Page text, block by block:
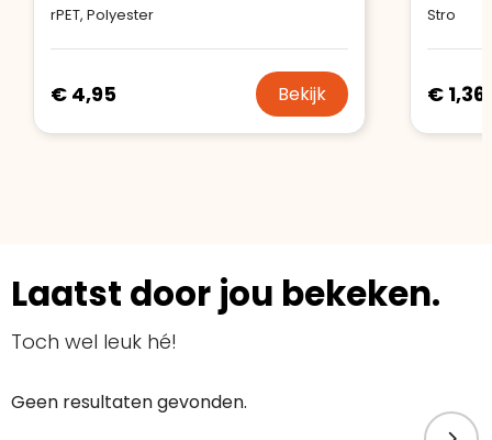
rPET, Polyester
€ 4,95 Bekijk
Stro
€ 1,36
Laatst door jou bekeken.
Toch wel leuk hé!
Geen resultaten gevonden.